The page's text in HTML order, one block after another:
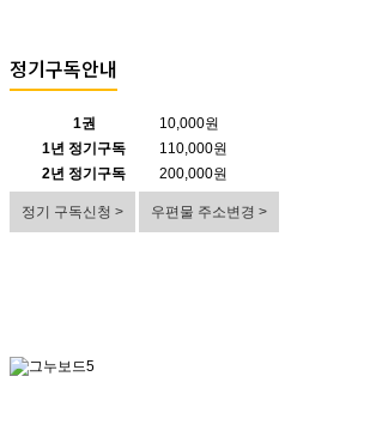
정기구독안내
1권
10,000원
1년 정기구독
110,000원
2년 정기구독
200,000원
정기 구독신청 > 우편물 주소변경 >